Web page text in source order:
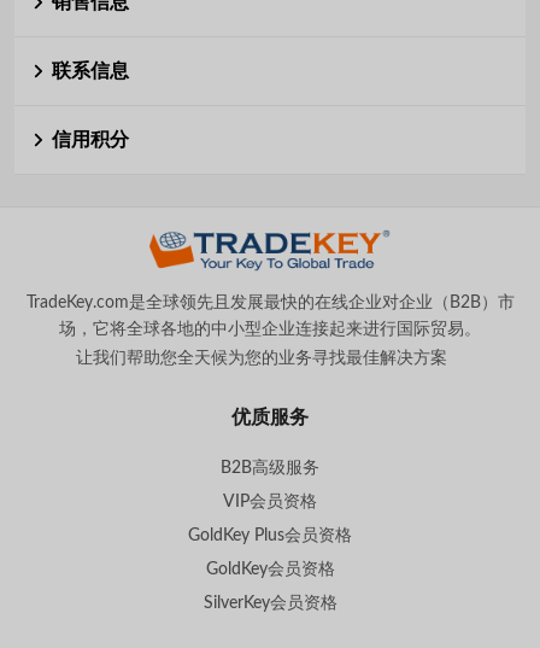
联系信息
信用积分
TradeKey.com是全球领先且发展最快的在线企业对企业（B2B）市
场，它将全球各地的中小型企业连接起来进行国际贸易。
让我们帮助您全天候为您的业务寻找最佳解决方案
优质服务
B2B高级服务
VIP会员资格
GoldKey Plus会员资格
GoldKey会员资格
SilverKey会员资格